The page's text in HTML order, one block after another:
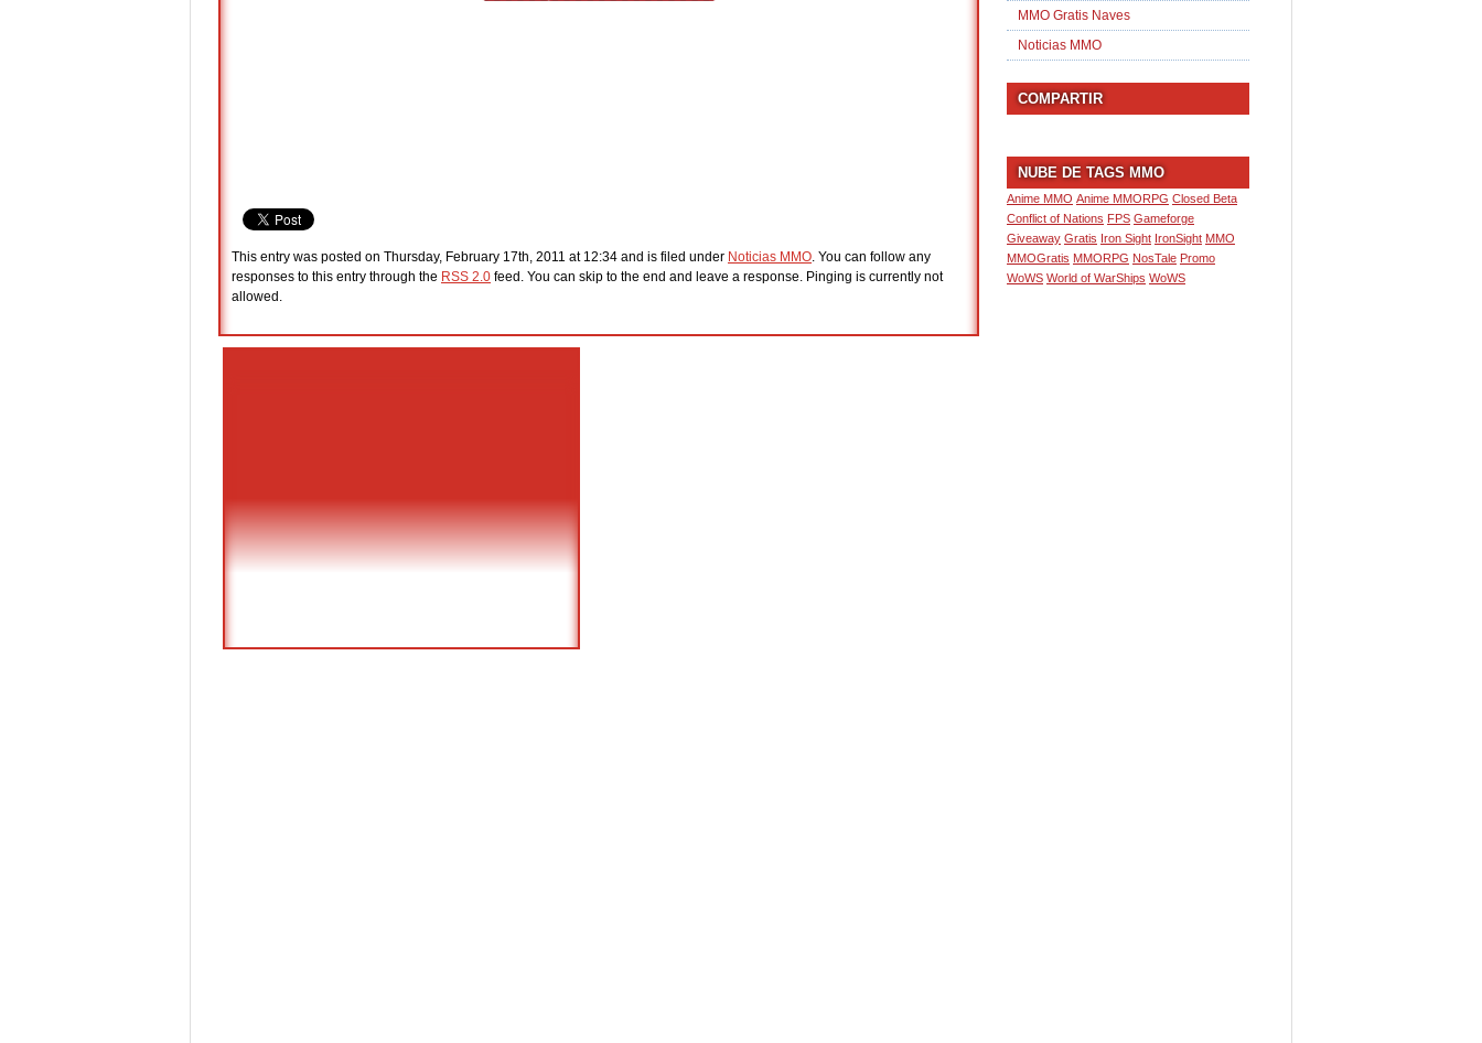
This entry was posted on Thursday, February 17th, 2011 at 12:34 and is filed under Noticias MMO. You can follow any
responses to this entry through the RSS 2.0 feed. You can skip to the end and leave a response. Pinging is currently not
allowed.
MMO Gratis Naves
Noticias MMO
COMPARTIR
NUBE DE TAGS MMO
Anime MMO Anime MMORPG Closed Beta
Conflict of Nations FPS Gameforge
Giveaway Gratis Iron Sight IronSight MMO
MMOGratis MMORPG NosTale Promo
WoWS World of WarShips WoWS